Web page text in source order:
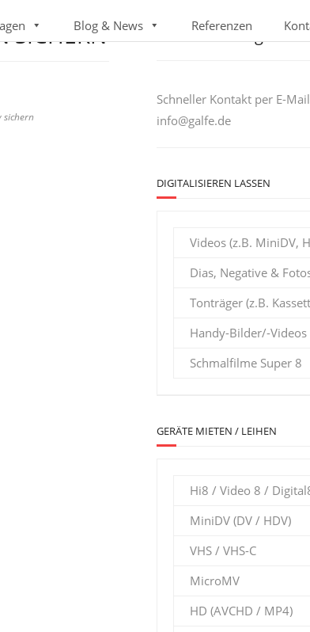
Blog & News Referenzen
SICHERN
sichern
Sie haben Fragen?
Schneller Kontakt per E-Mail
info@galfe.de
DIGITALISIEREN LASSEN
Videos (z.B. MiniDV,
Dias, Negative &
Tonträger (z.B.
Handy-Bilder/-Videos
Schmalfilme Super 8
GERÄTE MIETEN / LEIHEN
Hi8 / Video 8 /
MiniDV (DV / HDV)
VHS / VHS-C
MicroMV
HD (AVCHD / MP4)